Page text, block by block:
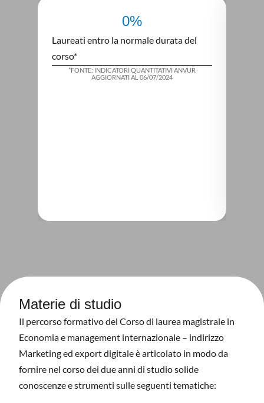
Laureati entro la normale durata del
corso*
0%
*FONTE: INDICATORI QUANTITATIVI ANVUR
AGGIORNATI AL 06/07/2024
Materie di studio
Il percorso formativo del Corso di laurea magistrale in
Economia e management internazionale – indirizzo
Marketing ed export digitale è articolato in modo da
fornire nel corso dei due anni di studio solide
conoscenze e strumenti sulle seguenti tematiche: